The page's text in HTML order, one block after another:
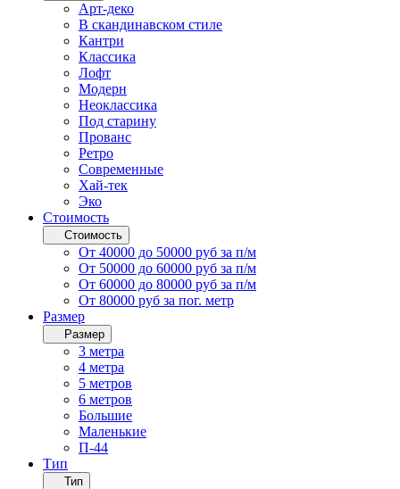
Арт-деко
В скандинавском стиле
Кантри
Классика
Лофт
Модерн
Неоклассика
Под старину
Прованс
Ретро
Современные
Хай-тек
Эко
Стоимость
Стоимость
От 40000 до 50000 руб за п/м
От 50000 до 60000 руб за п/м
От 60000 до 80000 руб за п/м
От 80000 руб за пог. метр
Размер
Размер
3 метра
4 метра
5 метров
6 метров
Большие
Маленькие
П-44
Тип
Тип